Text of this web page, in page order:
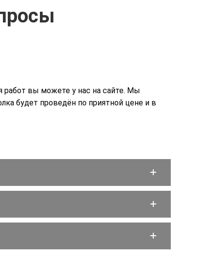
работ вы можете у нас на сайте. Мы
будет проведён по приятной цене и в